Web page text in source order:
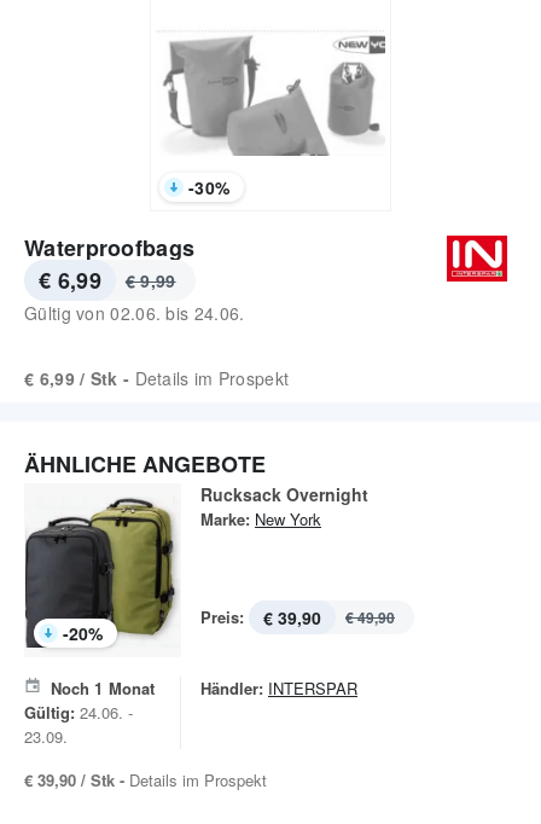
-30%
Waterproofbags
€ 6,99
€ 9,99
Gültig von02.06. bis 24.06.
€ 6,99 / Stk - Details im Prospekt
ÄHNLICHE ANGEBOTE
-20%
Rucksack Overnight
Marke: New York
Preis: € 39,90 € 49,90
Noch 1 Monat
Gültig: 24.06. -
23.09.
Händler: INTERSPAR
€ 39,90 / Stk - Details im Prospekt